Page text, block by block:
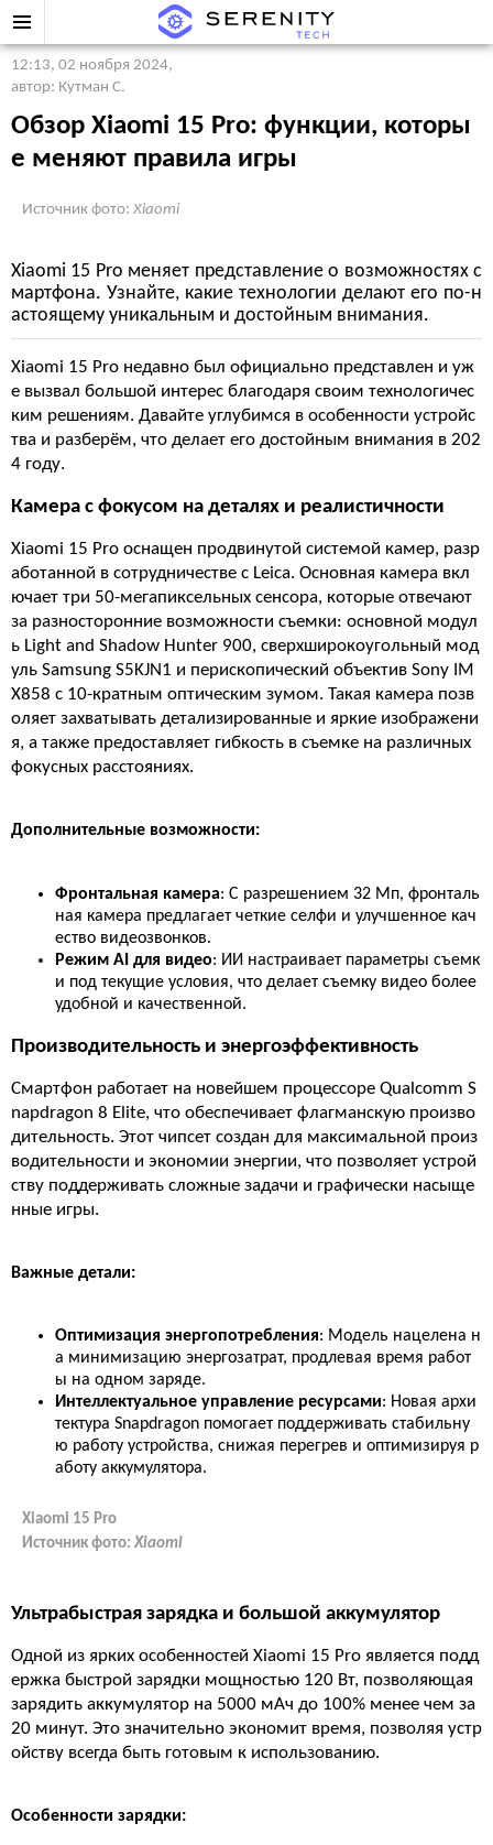
12:13, 02 ноября 2024,
автор: Кутман С.
Обзор Xiaomi 15 Pro: функции, которы
е меняют правила игры
Источник фото: Xiaomi
Xiaomi 15 Pro меняет представление о возможностях с
мартфона. Узнайте, какие технологии делают его по-н
астоящему уникальным и достойным внимания.
Xiaomi 15 Pro недавно был официально представлен и уж
е вызвал большой интерес благодаря своим технологичес
ким решениям. Давайте углубимся в особенности устройс
тва и разберём, что делает его достойным внимания в 202
4 году.
Камера с фокусом на деталях и реалистичности
Xiaomi 15 Pro оснащен продвинутой системой камер, разр
аботанной в сотрудничестве с Leica. Основная камера вкл
ючает три 50-мегапиксельных сенсора, которые отвечают
за разносторонние возможности съемки: основной модул
ь Light and Shadow Hunter 900, сверхширокоугольный мод
уль Samsung S5KJN1 и перископический объектив Sony IM
X858 с 10-кратным оптическим зумом. Такая камера позв
оляет захватывать детализированные и яркие изображени
я, а также предоставляет гибкость в съемке на различных
фокусных расстояниях.
Дополнительные возможности:
Фронтальная камера: С разрешением 32 Мп, фронталь
ная камера предлагает четкие селфи и улучшенное кач
ество видеозвонков.
Режим AI для видео: ИИ настраивает параметры съемк
и под текущие условия, что делает съемку видео более
удобной и качественной.
Производительность и энергоэффективность
Смартфон работает на новейшем процессоре Qualcomm S
napdragon 8 Elite, что обеспечивает флагманскую произво
дительность. Этот чипсет создан для максимальной произ
водительности и экономии энергии, что позволяет устрой
ству поддерживать сложные задачи и графически насыще
нные игры.
Важные детали:
Оптимизация энергопотребления: Модель нацелена н
а минимизацию энергозатрат, продлевая время работ
ы на одном заряде.
Интеллектуальное управление ресурсами: Новая архи
тектура Snapdragon помогает поддерживать стабильну
ю работу устройства, снижая перегрев и оптимизируя р
аботу аккумулятора.
Xiaomi 15 Pro
Источник фото: Xiaomi
Ультрабыстрая зарядка и большой аккумулятор
Одной из ярких особенностей Xiaomi 15 Pro является подд
ержка быстрой зарядки мощностью 120 Вт, позволяющая
зарядить аккумулятор на 5000 мАч до 100% менее чем за
20 минут. Это значительно экономит время, позволяя устр
ойству всегда быть готовым к использованию.
Особенности зарядки: